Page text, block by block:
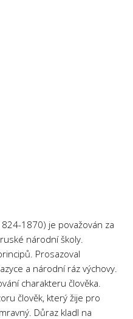
1870) je považován za
národní školy.
Prosazoval
a národní ráz výchovy.
charakteru člověka.
člověk, který žije pro
Důraz kladl na